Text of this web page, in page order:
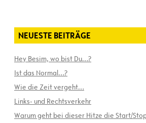
NEUESTE BEITRÄGE
Hey Besim, wo bist Du…?
Ist das Normal…?
Wie die Zeit vergeht…
Links- und Rechtsverkehr
Warum geht bei dieser Hitze die Start/